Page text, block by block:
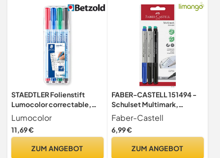
STAEDTLER Folienstift
Lumocolor correctable,
trocken korrigierbar, F-
Spitze Linienbreite ca. 0.6
mm, hohe Qualität Made in
305F WP4-1 , 4 Stück (1er
Lumocolor
11,69 €
ZUM ANGEBOT
FABER-CASTELL 151494 -
Schulset Multimark,
Strichbreite: F, 3-teilig
Faber-Castell
6,99 €
ZUM ANGEBOT